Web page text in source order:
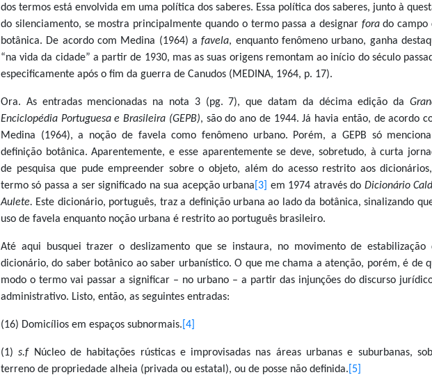
dos termos está envolvida em uma política dos saberes. Essa política dos saberes, junto à
do silenciamento, se mostra principalmente quando o termo passa a designar forado campo
botânica. De acordo com Medina (1964) afavela, enquanto fenômeno urbano, ganha
“na vida da cidade” a partir de 1930, mas as suas origens remontam ao início do século
especificamente após o fim da guerra de Canudos (MEDINA, 1964, p. 17).
Ora. As entradas mencionadas na nota 3 (pg. 7), que datam da décima edição da
Enciclopédia Portuguesa e Brasileira (GEPB), são do ano de 1944. Já havia então, de acordo
Medina (1964), a noção de favela como fenômeno urbano. Porém, a GEPB só
definição botânica. Aparentemente, e esse aparentemente se deve, sobretudo, à curta
de pesquisa que pude empreender sobre o objeto, além do acesso restrito aos
termo só passa a ser significado na sua acepção urbana [3] em 1974 através do Dicionário
Aulete. Este dicionário, português, traz a definição urbana ao lado da botânica, sinalizando
uso de favela enquanto noção urbana é restrito ao português brasileiro.
Até aqui busquei trazer o deslizamento que se instaura, no movimento de estabilização
dicionário, do saber botânico ao saber urbanístico. O que me chama a atenção, porém, é de
modo o termo vai passar a significar – no urbano – a partir das injunções do discurso
administrativo. Listo, então, as seguintes entradas:
(16) Domicílios em espaços subnormais. [4]
(1) s.f
Núcleo de habitações rústicas e improvisadas nas áreas urbanas e suburbanas,
terreno de propriedade alheia (privada ou estatal), ou de posse não definida. [5]